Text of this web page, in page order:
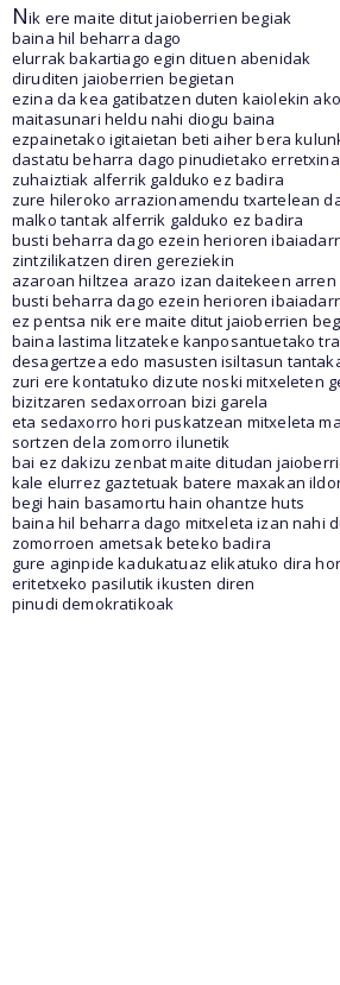
Nik ere maite ditut jaioberrien begiak
baina hil beharra dago
elurrak bakartiago egin dituen abenidak
diruditen jaioberrien begietan
ezina da kea gatibatzen duten kaiolekin
maitasunari heldu nahi diogu baina
ezpainetako igitaietan beti aiher bera
dastatu beharra dago pinudietako erretxina
zuhaiztiak alferrik galduko ez badira
zure hileroko arrazionamendu txartelean
malko tantak alferrik galduko ez badira
busti beharra dago ezein herioren
zintzilikatzen diren gereziekin
azaroan hiltzea arazo izan daitekeen arren
busti beharra dago ezein herioren
ez pentsa nik ere maite ditut jaioberrien
baina lastima litzateke kanposantuetako
desagertzea edo masusten isiltasun
zuri ere kontatuko dizute noski mitxeleten
bizitzaren sedaxorroan bizi garela
eta sedaxorro hori puskatzean mitxeleta
sortzen dela zomorro ilunetik
bai ez dakizu zenbat maite ditudan
kale elurrez gaztetuak batere maxakan
begi hain basamortu hain ohantze huts
baina hil beharra dago mitxeleta izan nahi
zomorroen ametsak beteko badira
gure aginpide kadukatuaz elikatuko dira
eritetxeko pasilutik ikusten diren
pinudi demokratikoak